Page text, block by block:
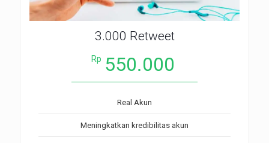
3.000 Retweet
Rp 550.000
Real Akun
Meningkatkan kredibilitas akun